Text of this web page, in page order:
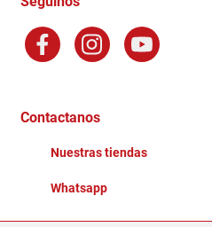
Factura Electronica
Ganadores - Promociones
Contactanos
Nuestras tiendas
Whatsapp